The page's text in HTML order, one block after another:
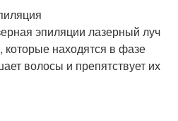
эпиляции лазерный луч
находятся в фазе
волосы и препятствует их